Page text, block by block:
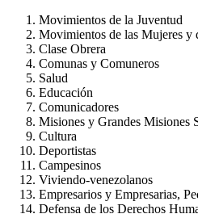
Movimientos de la Juventud
Movimientos de las Mujeres y
Clase Obrera
Comunas y Comuneros
Salud
Educación
Comunicadores
Misiones y Grandes Misiones
Cultura
Deportistas
Campesinos
Viviendo-venezolanos
Empresarios y Empresarias,
Defensa de los Derechos